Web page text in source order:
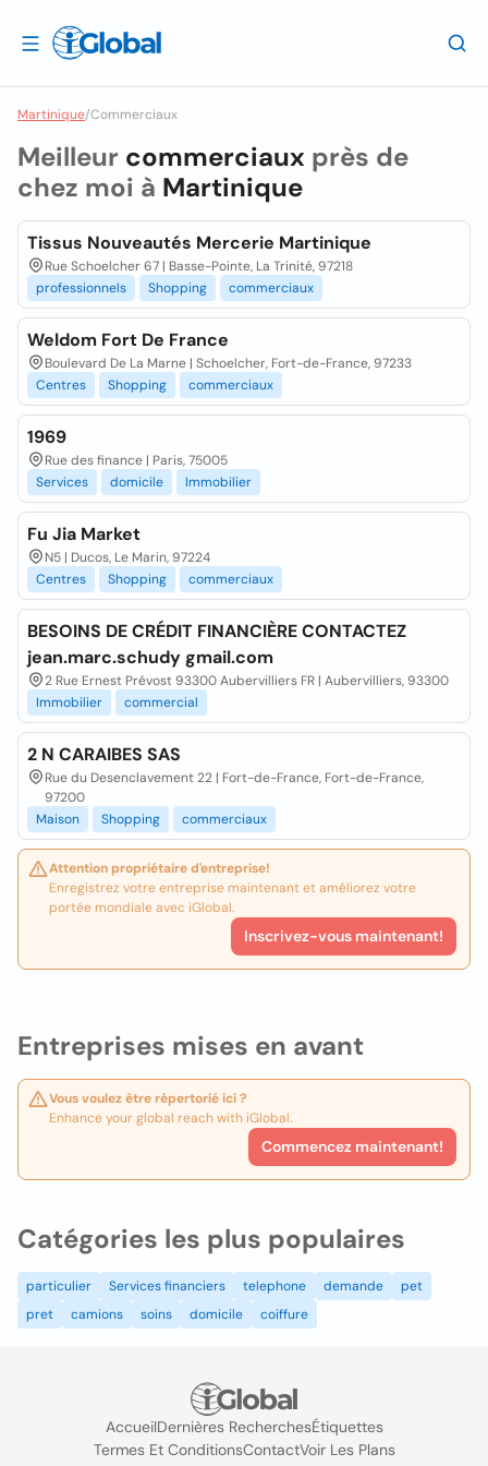
Martinique/Commerciaux
Entreprises mises en avant
Vous voulez être répertorié ici ?
Enhance your global reach with iGlobal.
Commencez maintenant!
Meilleur commerciaux près de
chez moi à Martinique
Tissus Nouveautés Mercerie Martinique
Rue Schoelcher 67 | Basse-Pointe, La Trinité, 97218
professionnels
Shopping commerciaux
Weldom Fort De France
Boulevard De La Marne | Schoelcher, Fort-de-France, 97233
Centres
Shopping commerciaux
1969
Rue des finance | Paris, 75005
Services
domicile Immobilier
Fu Jia Market
N5 | Ducos, Le Marin, 97224
Centres
Shopping commerciaux
BESOINS DE CRÉDIT FINANCIÈRE CONTACTEZ
jean.marc.schudy gmail.com
2 Rue Ernest Prévost 93300 Aubervilliers FR | Aubervilliers, 93300
Immobilier
commercial
2 N CARAIBES SAS
Rue du Desenclavement 22 | Fort-de-France, Fort-de-France,
97200
Maison
Shopping commerciaux
Attention propriétaire d'entreprise!
Enregistrez votre entreprise maintenant et améliorez votre
portée mondiale avec iGlobal.
Inscrivez-vous maintenant!
Catégories les plus populaires
particulier Services financiers telephone demande
pet
pret
camions soins domicile coiffure
AccueilDernières RecherchesÉtiquettes
Termes Et ConditionsContactVoir Les Plans